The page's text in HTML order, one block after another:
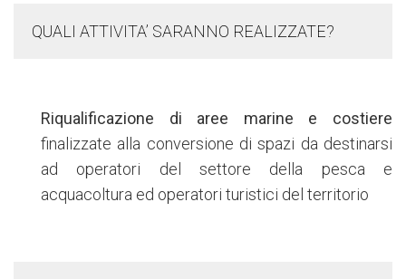
QUALI ATTIVITA’ SARANNO REALIZZATE?
Riqualificazione di aree marine e costiere
finalizzate alla conversione di spazi da destinarsi
ad operatori del settore della pesca e
acquacoltura ed operatori turistici del territorio